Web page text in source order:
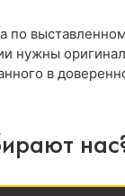
по
нужны
в